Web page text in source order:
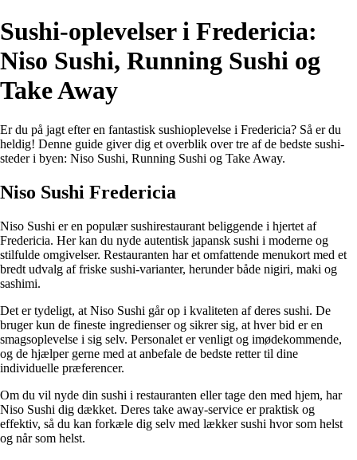
Sushi-oplevelser i Fredericia:
Niso Sushi, Running Sushi og
Take Away
Er du på jagt efter en fantastisk sushioplevelse i Fredericia? Så er du
heldig! Denne guide giver dig et overblik over tre af de bedste sushi-
steder i byen: Niso Sushi, Running Sushi og Take Away.
Niso Sushi Fredericia
Niso Sushi er en populær sushirestaurant beliggende i hjertet af
Fredericia. Her kan du nyde autentisk japansk sushi i moderne og
stilfulde omgivelser. Restauranten har et omfattende menukort med et
bredt udvalg af friske sushi-varianter, herunder både nigiri, maki og
sashimi.
Det er tydeligt, at Niso Sushi går op i kvaliteten af deres sushi. De
bruger kun de fineste ingredienser og sikrer sig, at hver bid er en
smagsoplevelse i sig selv. Personalet er venligt og imødekommende,
og de hjælper gerne med at anbefale de bedste retter til dine
individuelle præferencer.
Om du vil nyde din sushi i restauranten eller tage den med hjem, har
Niso Sushi dig dækket. Deres take away-service er praktisk og
effektiv, så du kan forkæle dig selv med lækker sushi hvor som helst
og når som helst.